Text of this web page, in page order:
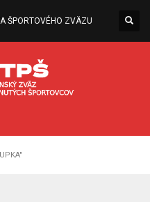
ŠPORTOVÉHO ZVÄZU